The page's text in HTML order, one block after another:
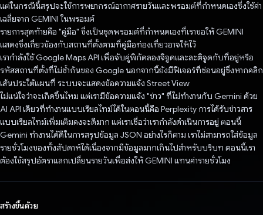
แต่ในกรณีนี้สรุปจะใช้การพยากรณ์อากาศรายวันและพรอมต์ที่กําหนดเองซึ่งใช้ค่า
เฉลี่ยจาก GEMINI ในพรอมต์
รายการสุดท้ายคือ "คู่มือ" ซึ่งเป็นชุดพรอมต์ที่กําหนดเองที่เราขอให้ GEMINI
แสดงซึ่งเกี่ยวข้องกับสถานที่ตั้งตามที่คู่มือท่องเที่ยวอาจให้ไว้
เรากําลังใช้ Google Maps API เพื่อจับคู่พิกัดลองจิจูดและละติจูดกับที่อยู่หรือ
รหัสสถานที่ตั้งที่ไม่ซ้ำกันของ Google นอกจากนี้ยังมีฟีเจอร์ที่ซ่อนอยู่ซึ่งหากคลิก
เส้นประใต้แผนที่ ระบบจะแสดงข้อความแจ้ง Street View
ไม่แน่ใจว่าจะเกิดขึ้นไหม แต่เรามีข้อความแจ้ง "ข่าว" ที่ไม่ทำงานกับ Gemini ด้วย
AI API เดียวที่ทํางานแบบเรียลไทม์ได้ในตอนนี้คือ Perplexity การได้รับข่าวสาร
แบบเรียลไทม์เพิ่มเติมคงจะดีมาก แต่เราเชื่อว่าเรากำลังดำเนินการอยู่ ตอนนี้
Gemini ทำงานได้ดีในการสรุปข้อมูล JSON อย่างไรก็ตาม เราไม่สามารถใส่ข้อมูล
รายชั่วโมงของทั้งสัปดาห์ได้เนื่องจากมีข้อมูลมากเกินไปสำหรับบริบท ตอนนี้เรา
ต้องใช้สรุปอัตราแลกเปลี่ยนรายวันเพื่อส่งให้ GEMINI แทนค่ารายชั่วโมง
สร้างขึ้นด้วย